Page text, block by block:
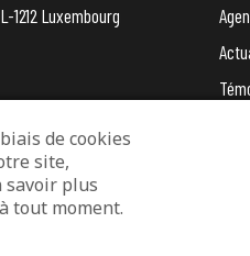
1212 Luxembourg
Protection des données
de cookies
site,
savoir plus
tout moment.